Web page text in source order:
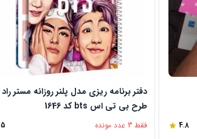
4.8
دفتر برنامه ریزی مدل پلنر روزانه مستر راد
طرح بی تی اس bts کد 1646
فقط 3 عدد مونده 5